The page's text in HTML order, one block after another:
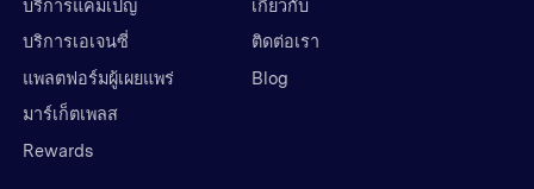
บริการแคมเปญ
บริการเอเจนซี่
แพลตฟอร์มผู้เผยแพร่
มาร์เก็ตเพลส
Rewards
เกี่ยวกับ
ติดต่อเรา
Blog